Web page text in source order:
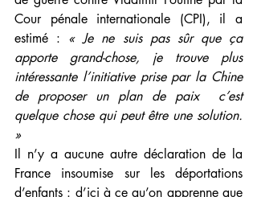
Cour pénale internationale (CPI), il a
estimé : « Je ne suis pas sûr que ça
apporte grand-chose, je trouve plus
intéressante l’initiative prise par la Chine
de proposer un plan de paix  c’est
quelque chose qui peut être une solution.
»
Il n’y a aucune autre déclaration de la
France insoumise sur les déportations
d’enfants : d’ici à ce qu’on apprenne que